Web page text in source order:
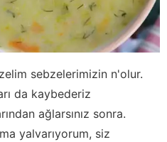
sebzelerimizin n'olur.
da kaybederiz
ağlarsınız sonra.
yalvarıyorum, siz